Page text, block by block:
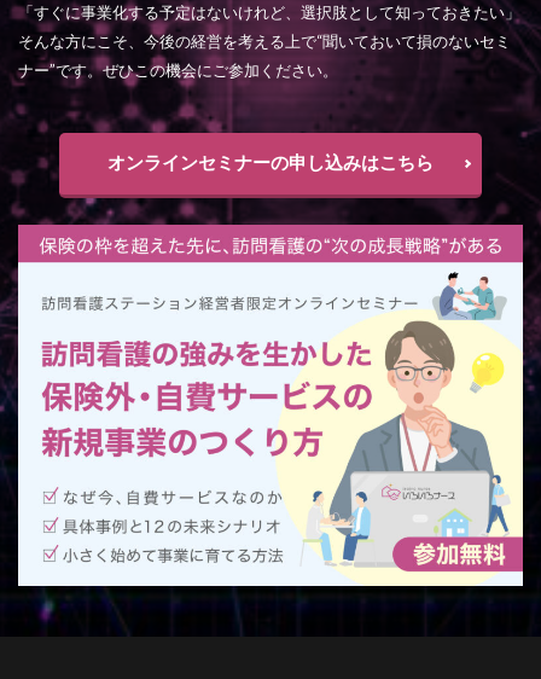
「すぐに事業化する予定はないけれど、選択肢として知っておきたい」
そんな方にこそ、今後の経営を考える上で“聞いておいて損のないセミ
ナー”です。ぜひこの機会にご参加ください。
オンラインセミナーの申し込みはこちら